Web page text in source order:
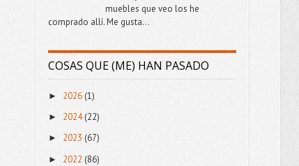
muebles que veo los he
comprado allí. Me gusta...
COSAS QUE (ME) HAN PASADO
► 2026 (1)
► 2024(22)
► 2023 (67)
► 2022 (86)